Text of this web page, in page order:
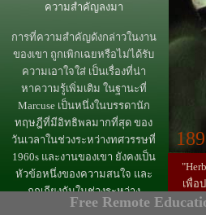
เพื่อ
ความสำคัญลงมา
การที่ความสำคัญดังกล่าวในงาน
ของเขา ถูกเพิกเฉยหรือไม่ได้รับ
ความเอาใจใส่ เป็นเรื่องที่น่า
หาความรู้เพิ่มเติม ในฐานะที่
Marcuse เป็นหนึ่งในบรรดานัก
ทฤษฎีที่มีอิทธิพลมากที่สุด ของ
วันเวลาในช่วงระหว่างทศวรรษที่
1960s และงานของเขา ยังคงเป็น
หัวข้อหนึ่งของความสนใจ และ
ถกเถียงกันในช่วงระหว่าง
ทศวรรษที่ 1970s.
Free Remote